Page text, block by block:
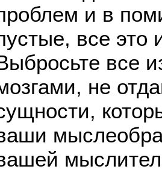
и в
все это
все
не